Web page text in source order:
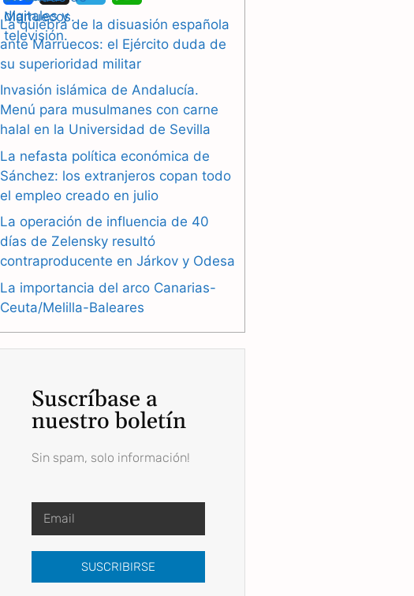
a
c
b
o
o
k
e
l
g
r
a
m
h
a
s
A
p
p
La quiebra de la disuasión española
ante Marruecos: el Ejército duda de
su superioridad militar
Invasión islámica de Andalucía.
Menú para musulmanes con carne
halal en la Universidad de Sevilla
La nefasta política económica de
Sánchez: los extranjeros copan todo
el empleo creado en julio
La operación de influencia de 40
días de Zelensky resultó
contraproducente en Járkov y Odesa
La importancia del arco Canarias-
Ceuta/Melilla-Baleares
Suscríbase a
nuestro boletín
Sin spam, solo información!
SUSCRIBIRSE